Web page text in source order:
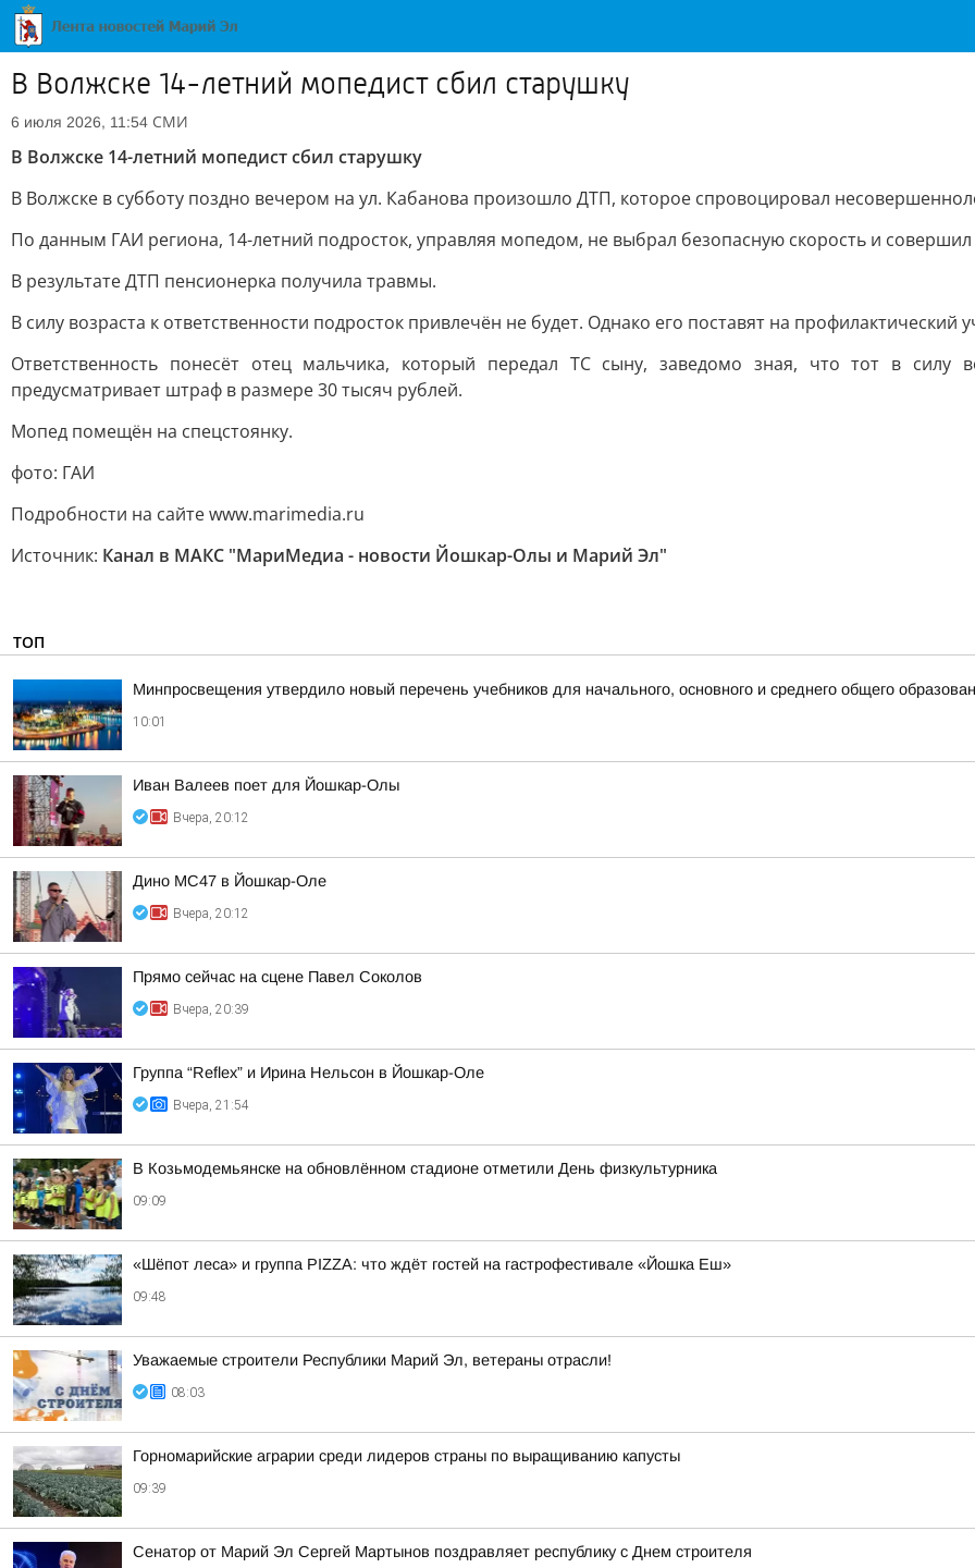
В Волжске 14-летний мопедист сбил старушку
6 июля 2026, 11:54 СМИ
В Волжске 14-летний мопедист сбил старушку
В Волжске в субботу поздно вечером на ул. Кабанова произошло ДТП, которое спровоцировал
По данным ГАИ региона, 14-летний подросток, управляя мопедом, не выбрал безопасную скорость и
В результате ДТП пенсионерка получила травмы.
В силу возраста к ответственности подросток привлечён не будет. Однако его поставят на
Ответственность понесёт отец мальчика, который передал ТС сыну, заведомо зная, что тот в силу
предусматривает штраф в размере 30 тысяч рублей.
Мопед помещён на спецстоянку.
фото: ГАИ
Подробности на сайте www.marimedia.ru
Источник: Канал в МАКС "МариМедиа - новости Йошкар-Олы и Марий Эл"
ТОП
Минпросвещения утвердило новый перечень учебников для начального, основного и среднего общего
10:01
Иван Валеев поет для Йошкар-Олы
Вчера, 20:12
Дино МС47 в Йошкар-Оле
Вчера, 20:12
Прямо сейчас на сцене Павел Соколов
Вчера, 20:39
Группа “Reflex” и Ирина Нельсон в Йошкар-Оле
Вчера, 21:54
В Козьмодемьянске на обновлённом стадионе отметили День физкультурника
09:09
«Шёпот леса» и группа PIZZA: что ждёт гостей на гастрофестивале «Йошка Еш»
09:48
Уважаемые строители Республики Марий Эл, ветераны отрасли!
08:03
Горномарийские аграрии среди лидеров страны по выращиванию капусты
09:39
Сенатор от Марий Эл Сергей Мартынов поздравляет республику с Днем строителя